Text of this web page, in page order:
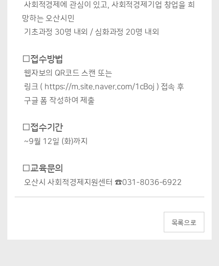
사회적경제에 관심이 있고, 사회적경제기업 창업을 희
망하는 오산시민
기초과정 30명 내외 / 심화과정 20명 내외
□접수방법
웹자보의 QR코드 스캔 또는
링크 ( https://m.site.naver.com/1cBoj ) 접속 후
구글 폼 작성하여 제출
□접수기간
~9월 12일 (화)까지
□교육문의
오산시 사회적경제지원센터 ☎031-8036-6922
목록으로